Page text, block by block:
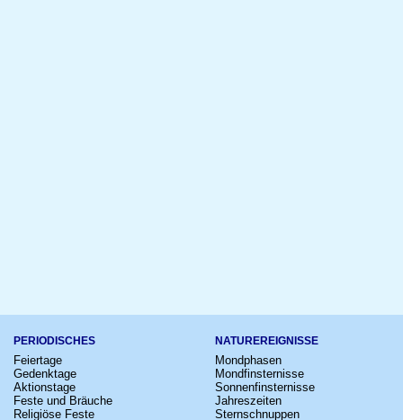
PERIODISCHES
Feiertage
Gedenktage
Aktionstage
Feste und Bräuche
Religiöse Feste
NATUREREIGNISSE
Mondphasen
Mondfinsternisse
Sonnenfinsternisse
Jahreszeiten
Sternschnuppen